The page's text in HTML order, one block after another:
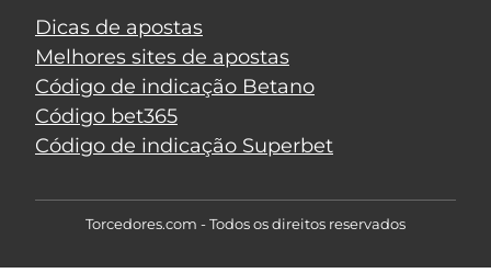
Dicas de apostas
Melhores sites de apostas
Código de indicação Betano
Código bet365
Código de indicação Superbet
Torcedores.com - Todos os direitos reservados